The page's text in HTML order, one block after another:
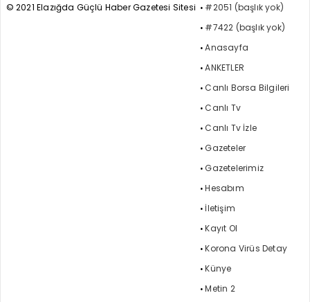
© 2021 Elazığda Güçlü Haber Gazetesi Sitesi
#2051 (başlık yok)
#7422 (başlık yok)
Anasayfa
ANKETLER
Canlı Borsa Bilgileri
Canlı Tv
Canlı Tv İzle
Gazeteler
Gazetelerimiz
Hesabım
İletişim
Kayıt Ol
Korona Virüs Detay
Künye
Metin 2